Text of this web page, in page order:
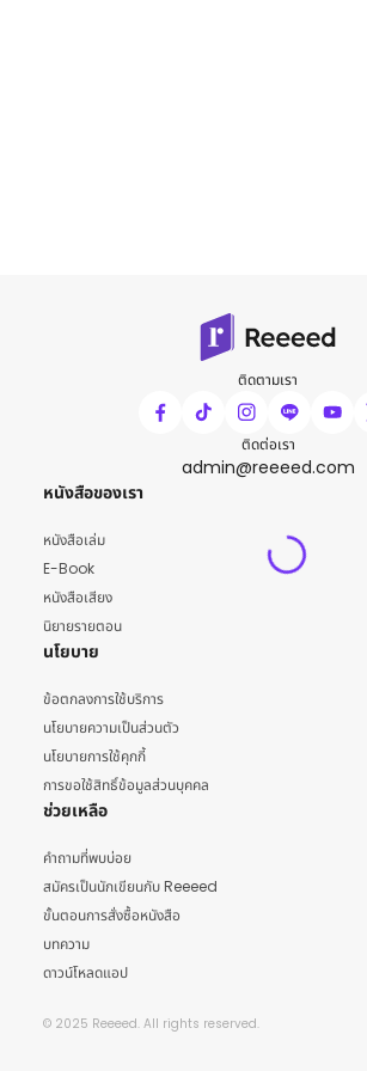
ติดตามเรา
ติดต่อเรา
admin@reeeed.com
หนังสือของเรา
หนังสือเล่ม
E-Book
หนังสือเสียง
นิยายรายตอน
นโยบาย
ข้อตกลงการใช้บริการ
นโยบายความเป็นส่วนตัว
นโยบายการใช้คุกกี้
การขอใช้สิทธิ์ข้อมูลส่วนบุคคล
ช่วยเหลือ
คำถามที่พบบ่อย
สมัครเป็นนักเขียนกับ Reeeed
ขั้นตอนการสั่งซื้อหนังสือ
บทความ
ดาวน์โหลดแอป
© 2025 Reeeed. All rights reserved.